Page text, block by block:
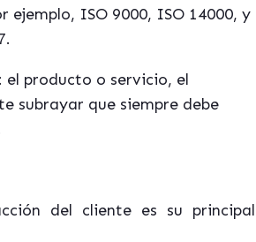
ISO 9000, ISO 14000, y
producto o servicio, el
subrayar que siempre debe
del cliente es su principal